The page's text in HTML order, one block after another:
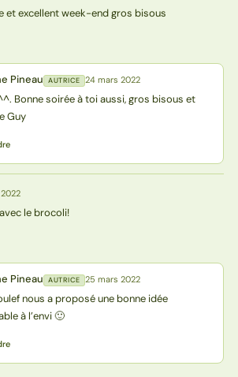
et excellent week-end gros bisous
Pineau AUTRICE 24 mars 2022
Bonne soirée à toi aussi, gros bisous et
Guy
le brocoli!
Pineau AUTRICE 25 mars 2022
nous a proposé une bonne idée
à l’envi 🙂